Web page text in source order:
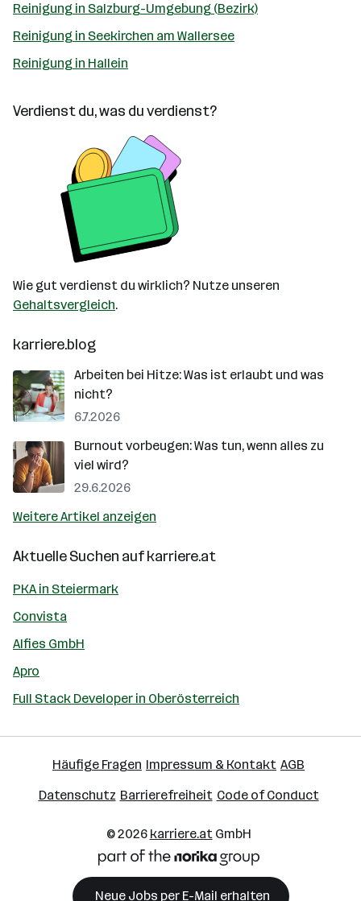
Reinigung in Salzburg-Umgebung (Bezirk)
Reinigung in Seekirchen am Wallersee
Reinigung in Hallein
Verdienst du, was du verdienst?
Wie gut verdienst du wirklich? Nutze unseren
Gehaltsvergleich.
karriere.blog
Arbeiten bei Hitze: Was ist erlaubt und was
nicht?
6.7.2026
Burnout vorbeugen: Was tun, wenn alles zu
viel wird?
29.6.2026
Weitere Artikel anzeigen
Aktuelle Suchen aufkarriere.at
PKA in Steiermark
Convista
Alfies GmbH
Apro
Full Stack Developer in Oberösterreich
Häufige Fragen Impressum & Kontakt AGB
Datenschutz Barrierefreiheit Code of Conduct
© 2026 karriere.atGmbH
Neue Jobs per E-Mail erhalten